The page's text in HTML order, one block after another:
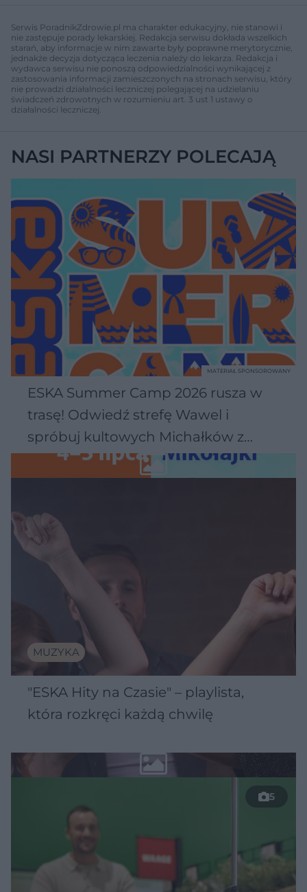
Serwis PoradnikZdrowie.pl ma charakter edukacyjny, nie stanowi i
nie zastępuje porady lekarskiej. Redakcja serwisu dokłada wszelkich
starań, aby informacje w nim zawarte były poprawne merytorycznie,
jednakże decyzja dotycząca leczenia należy do lekarza. Redakcja i
wydawca serwisu nie ponoszą odpowiedzialności wynikającej z
zastosowania informacji zamieszczonych na stronach serwisu, który
nie prowadzi działalności leczniczej polegającej na udzielaniu
świadczeń zdrowotnych w rozumieniu art. 3 ust 1 ustawy o
działalności leczniczej.
NASI PARTNERZY POLECAJĄ
ESKA Summer Camp 2026 rusza w
trasę! Odwiedź strefę Wawel i
spróbuj kultowych Michałków z
Wawelu
MATERIAŁ SPONSOROWANY
MUZYKA
"ESKA Hity na Czasie" – playlista,
która rozkręci każdą chwilę
5